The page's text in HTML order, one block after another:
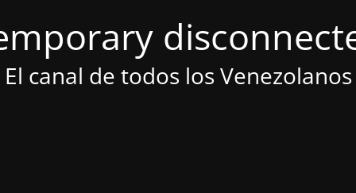
El canal de todos los Venezolanos